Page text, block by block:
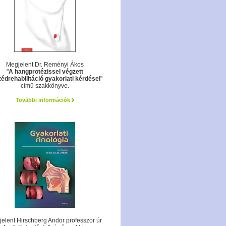
Megjelent Dr. Reményi Ákos
"A hangprotézissel végzett
gyakorlati kérdései"
című szakkönyve.
További információk
Hirschberg Andor professzor úr